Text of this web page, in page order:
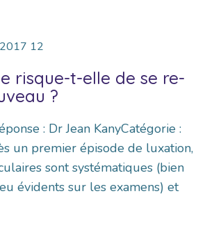
2017 12
risque-t-elle de se re-
?
: Dr Jean KanyCatégorie :
un premier épisode de luxation,
sont systématiques (bien
évidents sur les examens) et